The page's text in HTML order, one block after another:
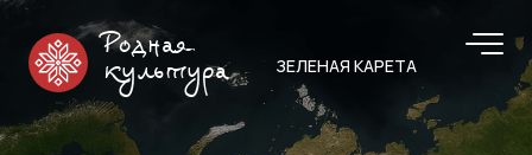
Родная
культура
ЗЕЛЕНАЯ КАРЕТА